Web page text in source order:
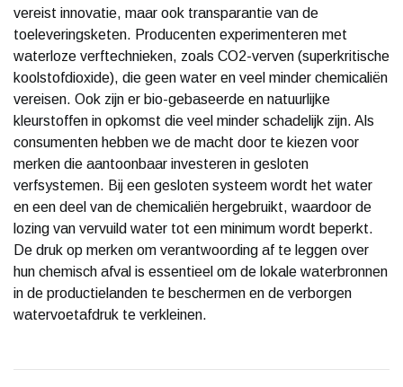
vereist innovatie, maar ook transparantie van de
toeleveringsketen. Producenten experimenteren met
waterloze verftechnieken, zoals CO2-verven (superkritische
koolstofdioxide), die geen water en veel minder chemicaliën
vereisen. Ook zijn er bio-gebaseerde en natuurlijke
kleurstoffen in opkomst die veel minder schadelijk zijn. Als
consumenten hebben we de macht door te kiezen voor
merken die aantoonbaar investeren in gesloten
verfsystemen. Bij een gesloten systeem wordt het water
en een deel van de chemicaliën hergebruikt, waardoor de
lozing van vervuild water tot een minimum wordt beperkt.
De druk op merken om verantwoording af te leggen over
hun chemisch afval is essentieel om de lokale waterbronnen
in de productielanden te beschermen en de verborgen
watervoetafdruk te verkleinen.